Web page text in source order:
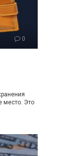
0
место. Это